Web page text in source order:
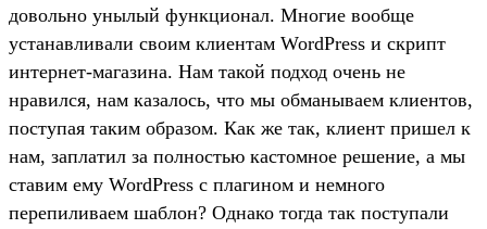
довольно унылый функционал. Многие вообще
устанавливали своим клиентам WordPress и скрипт
интернет-магазина. Нам такой подход очень не
нравился, нам казалось, что мы обманываем клиентов,
поступая таким образом. Как же так, клиент пришел к
нам, заплатил за полностью кастомное решение, а мы
ставим ему WordPress с плагином и немного
перепиливаем шаблон? Однако тогда так поступали